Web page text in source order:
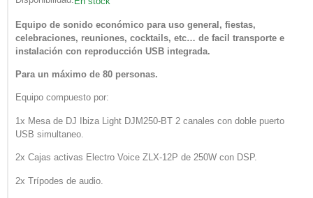
Equipo de sonido económico para uso general, fiestas,
celebraciones, reuniones, cocktails, etc… de facil transporte e
instalación con reproducción USB integrada.
Para un máximo de 80 personas.
Equipo compuesto por:
1x Mesa de DJ Ibiza Light DJM250-BT 2 canales con doble puerto
USB simultaneo.
2x Cajas activas Electro Voice ZLX-12P de 250W con DSP.
2x Trípodes de audio.